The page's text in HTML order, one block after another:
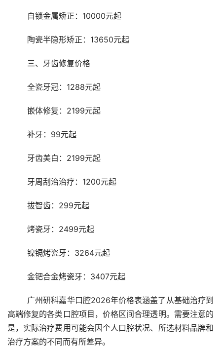
	自锁金属矫正：10000元起
	陶瓷半隐形矫正：13650元起
	三、牙齿修复价格
	全瓷牙冠：1288元起
	嵌体修复：2199元起
	补牙：99元起
	牙齿美白：2199元起
	牙周刮治治疗：1200元起
	拔智齿：299元起
	烤瓷牙：2499元起
	镍镉烤瓷牙：3264元起
	金钯合金烤瓷牙：3407元起
高端修复的各类口腔项目，价格区间合理透明。需要注意的
是，实际治疗费用可能会因个人口腔状况、所选材料品牌和
治疗方案的不同而有所差异。